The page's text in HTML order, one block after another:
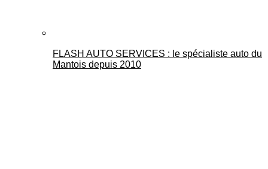
FLASH AUTO SERVICES : le spécialiste auto du
Mantois depuis 2010